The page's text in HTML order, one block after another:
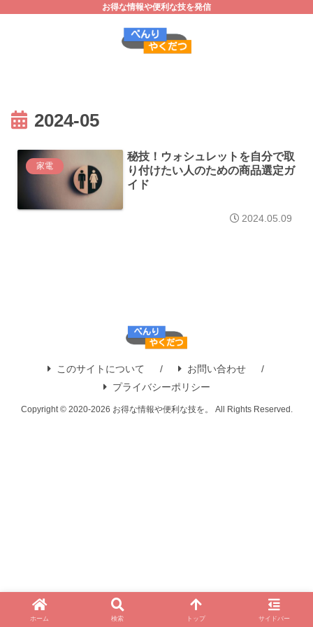
お得な情報や便利な技を発信
2024-05
家電
秘技！ウォシュレットを自分で取
り付けたい人のための商品選定ガ
イド
2024.05.09
このサイトについて
お問い合わせ
プライバシーポリシー
Copyright © 2020-2026 お得な情報や便利な技を。 All Rights Reserved.
ホーム 検索 トップ サイドバー